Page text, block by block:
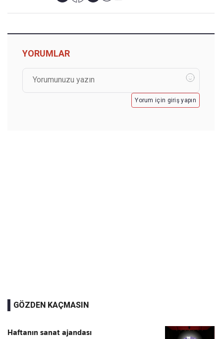
YORUMLAR
Yorum için giriş yapın
GÖZDEN KAÇMASIN
Haftanın sanat ajandası